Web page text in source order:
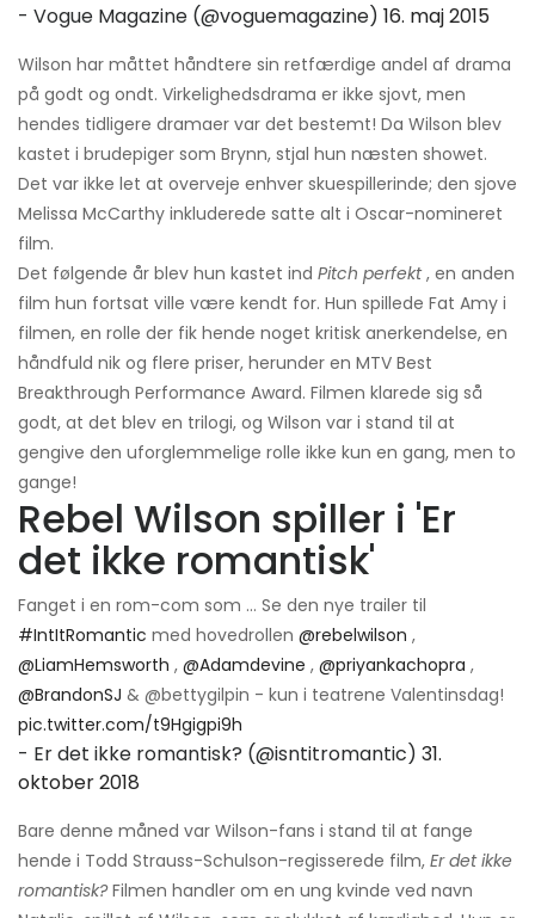
- Vogue Magazine (@voguemagazine) 16. maj 2015
Wilson har måttet håndtere sin retfærdige andel af drama
på godt og ondt. Virkelighedsdrama er ikke sjovt, men
hendes tidligere dramaer var det bestemt! Da Wilson blev
kastet i brudepiger som Brynn, stjal hun næsten showet.
Det var ikke let at overveje enhver skuespillerinde; den sjove
Melissa McCarthy inkluderede satte alt i Oscar-nomineret
film.
Det følgende år blev hun kastet ind Pitch perfekt, en anden
film hun fortsat ville være kendt for. Hun spillede Fat Amy i
filmen, en rolle der fik hende noget kritisk anerkendelse, en
håndfuld nik og flere priser, herunder en MTV Best
Breakthrough Performance Award. Filmen klarede sig så
godt, at det blev en trilogi, og Wilson var i stand til at
gengive den uforglemmelige rolle ikke kun en gang, men to
gange!
Rebel Wilson spiller i 'Er
det ikke romantisk'
Fanget i en rom-com som ... Se den nye trailer til
#IntItRomantic med hovedrollen @rebelwilson ,
@LiamHemsworth , @Adamdevine , @priyankachopra ,
@BrandonSJ & @bettygilpin - kun i teatrene Valentinsdag!
pic.twitter.com/t9Hgigpi9h
- Er det ikke romantisk? (@isntitromantic) 31.
oktober 2018
Bare denne måned var Wilson-fans i stand til at fange
hende i Todd Strauss-Schulson-regisserede film, Er det ikke
romantisk?Filmen handler om en ung kvinde ved navn